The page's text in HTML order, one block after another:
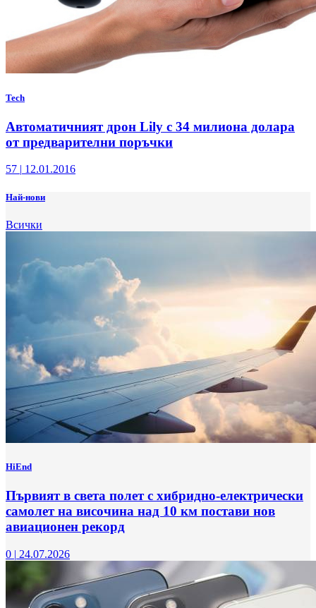
Tech
Автоматичният дрон Lily с 34 милиона долара
от предварителни поръчки
57 | 12.01.2016
Най-нови
Всички
HiEnd
Първият в света полет с хибридно-електрически
самолет на височина над 10 км постави нов
авиационен рекорд
0 | 24.07.2026